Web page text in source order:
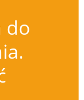
do